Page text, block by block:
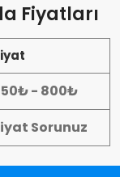
Fiyatları
- 800₺
Sorunuz